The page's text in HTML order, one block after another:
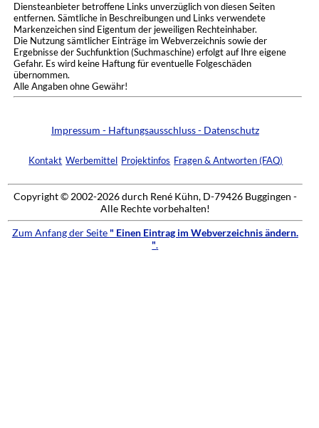
Diensteanbieter betroffene Links unverzüglich von diesen Seiten
entfernen. Sämtliche in Beschreibungen und Links verwendete
Markenzeichen sind Eigentum der jeweiligen Rechteinhaber.
Die Nutzung sämtlicher Einträge im Webverzeichnis sowie der
Ergebnisse der Suchfunktion (Suchmaschine) erfolgt auf Ihre eigene
Gefahr. Es wird keine Haftung für eventuelle Folgeschäden
übernommen.
Alle Angaben ohne Gewähr!
Impressum - Haftungsausschluss - Datenschutz
Kontakt Werbemittel Projektinfos Fragen & Antworten (FAQ)
Copyright © 2002-2026 durch René Kühn, D-79426 Buggingen -
Alle Rechte vorbehalten!
Zum Anfang der Seite " Einen Eintrag im Webverzeichnis ändern.
".